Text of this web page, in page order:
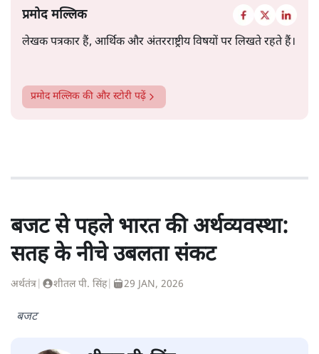
प्रमोद मल्लिक
लेखक पत्रकार हैं, आर्थिक और अंतरराष्ट्रीय विषयों पर लिखते रहते हैं।
प्रमोद मल्लिक की और स्टोरी पढ़ें
बजट से पहले भारत की अर्थव्यवस्था:
सतह के नीचे उबलता संकट
अर्थतंत्र शीतल पी. सिंह| 29 JAN, 2026